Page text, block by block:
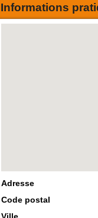
Informations
Adresse
Code postal
Ville